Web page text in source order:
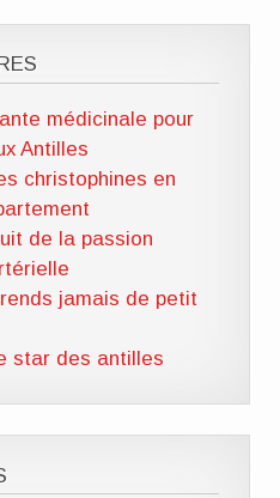
médicinale pour
Antilles
christophines en
de la passion
jamais de petit
star des antilles